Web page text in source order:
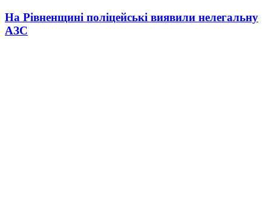
На Рівненщині поліцейські виявили нелегальну
АЗС